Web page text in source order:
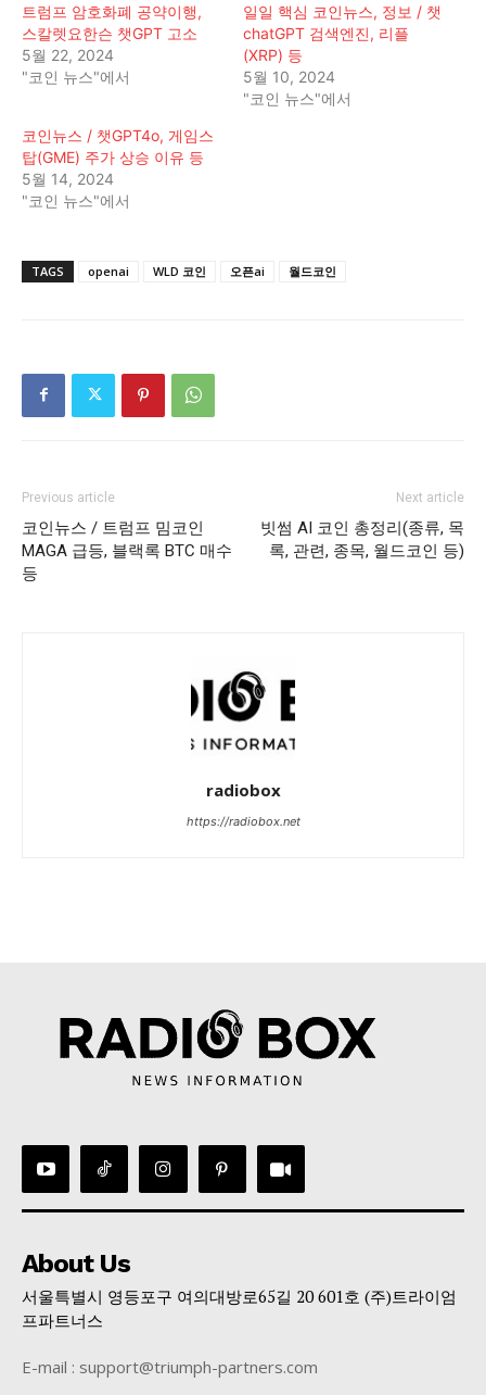
트럼프 암호화폐 공약이행,
스칼렛요한슨 챗GPT 고소
5월 22, 2024
"코인 뉴스"에서
일일 핵심 코인뉴스, 정보 / 챗
chatGPT 검색엔진, 리플
(XRP) 등
5월 10, 2024
"코인 뉴스"에서
코인뉴스 / 챗GPT4o, 게임스
탑(GME) 주가 상승 이유 등
5월 14, 2024
"코인 뉴스"에서
TAGS openai WLD 코인 오픈ai 월드코인
Previous article
코인뉴스 / 트럼프 밈코인
MAGA 급등, 블랙록 BTC 매수
등
Next article
빗썸 AI 코인 총정리(종류, 목
록, 관련, 종목, 월드코인 등)
radiobox
https://radiobox.net
About Us
서울특별시 영등포구 여의대방로65길 20 601호 (주)트라이엄
프파트너스
E-mail : support@triumph-partners.com